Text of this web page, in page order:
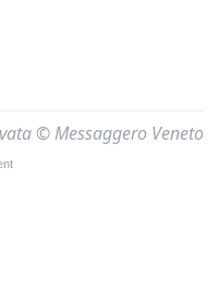
© Messaggero Veneto